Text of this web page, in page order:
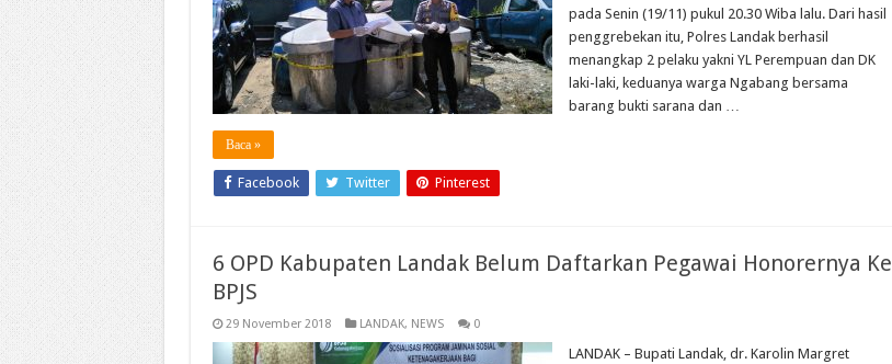
pada Senin (19/11) pukul 20.30 Wiba lalu. Dari hasil
penggrebekan itu, Polres Landak berhasil
menangkap 2 pelaku yakni YL Perempuan dan DK
laki-laki, keduanya warga Ngabang bersama
barang bukti sarana dan …
Baca »
Facebook Twitter Pinterest
6 OPD Kabupaten Landak Belum Daftarkan Pegawai Honorernya Ke
BPJS
29 November 2018 LANDAK, NEWS 0
LANDAK – Bupati Landak, dr. Karolin Margret